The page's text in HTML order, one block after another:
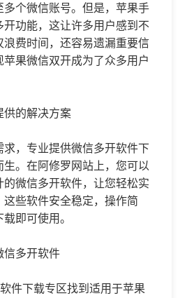
个微信账号。但是，苹果手
开功能，这让许多用户感到不
费时间，还容易遗漏重要信
果微信双开成为了众多用户
供的解决方案
求，专业提供微信多开软件下
。在阿修罗网站上，您可以
微信多开软件，让您轻松实
些软件安全稳定，操作简
即可使用。
信多开软件
件下载专区找到适用于苹果